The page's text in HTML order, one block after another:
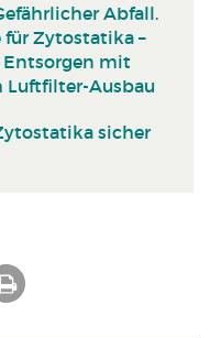
Abfall.
Zytostatika –
Entsorgen mit
Ausbau
sicher